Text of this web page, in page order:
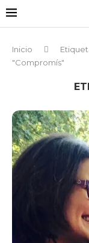
Inicio
"Compromís"